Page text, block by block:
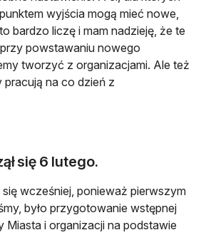
wyjścia mogą mieć nowe,
bardzo liczę i mam nadzieję, że te
powstawaniu nowego
tworzyć z organizacjami. Ale też
pracują na co dzień z
się 6 lutego.
się wcześniej, ponieważ pierwszym
było przygotowanie wstępnej
Miasta i organizacji na podstawie